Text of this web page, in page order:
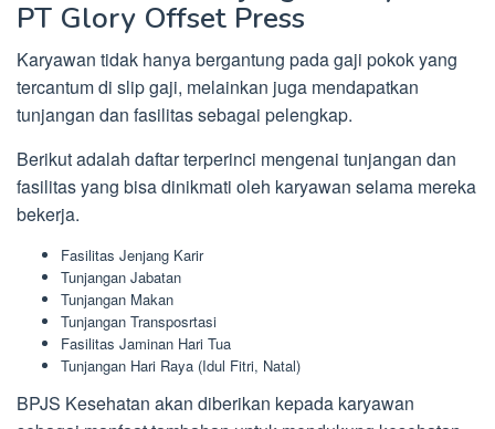
PT Glory Offset Press
Karyawan tidak hanya bergantung pada gaji pokok yang
tercantum di slip gaji, melainkan juga mendapatkan
tunjangan dan fasilitas sebagai pelengkap.
Berikut adalah daftar terperinci mengenai tunjangan dan
fasilitas yang bisa dinikmati oleh karyawan selama mereka
bekerja.
Fasilitas Jenjang Karir
Tunjangan Jabatan
Tunjangan Makan
Tunjangan Transposrtasi
Fasilitas Jaminan Hari Tua
Tunjangan Hari Raya (Idul Fitri, Natal)
BPJS Kesehatan akan diberikan kepada karyawan